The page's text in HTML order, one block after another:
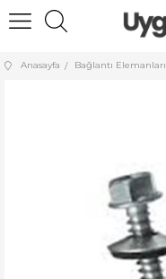
Anasayfa Bağlantı Elemanları